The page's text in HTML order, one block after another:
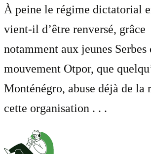
À peine le régime dictatorial
vient-il d’être renversé, grâce
notamment aux jeunes Serbes
mouvement Otpor, que
Monténégro, abuse déjà de la
cette organisation . . .